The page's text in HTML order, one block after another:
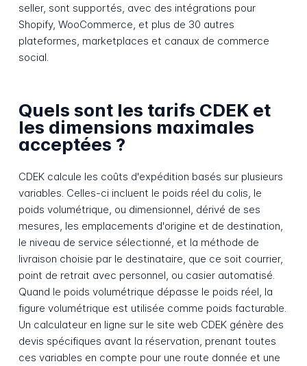
seller, sont supportés, avec des intégrations pour
Shopify, WooCommerce, et plus de 30 autres
plateformes, marketplaces et canaux de commerce
social.
Quels sont les tarifs CDEK et
les dimensions maximales
acceptées ?
CDEK calcule les coûts d'expédition basés sur plusieurs
variables. Celles-ci incluent le poids réel du colis, le
poids volumétrique, ou dimensionnel, dérivé de ses
mesures, les emplacements d'origine et de destination,
le niveau de service sélectionné, et la méthode de
livraison choisie par le destinataire, que ce soit courrier,
point de retrait avec personnel, ou casier automatisé.
Quand le poids volumétrique dépasse le poids réel, la
figure volumétrique est utilisée comme poids facturable.
Un calculateur en ligne sur le site web CDEK génère des
devis spécifiques avant la réservation, prenant toutes
ces variables en compte pour une route donnée et une